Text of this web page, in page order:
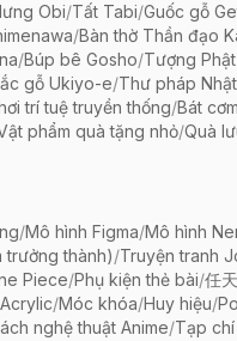
Obi/Tất Tabi/Guốc gỗ
/Bàn thờ Thần đạo
/Búp bê Gosho/Tượng
gỗ Ukiyo-e/Thư pháp
trí tuệ truyền thống/Bát cơm
phẩm quà tặng nhỏ/Quà
/Mô hình Figma/Mô hình
trưởng thành)/Truyện tranh
Piece/Phụ kiện thẻ bài/任
/Móc khóa/Huy hiệu/
nghệ thuật Anime/Tạp